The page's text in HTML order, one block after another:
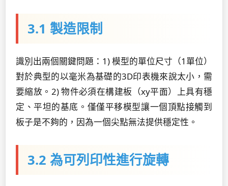
3.1 製造限制
識別出兩個關鍵問題：1) 模型的單位尺寸（1單位）
對於典型的以毫米為基礎的3D印表機來說太小，需
要縮放。2) 物件必須在構建板（xy平面）上具有穩
定、平坦的基底。僅僅平移模型讓一個頂點接觸到
板子是不夠的，因為一個尖點無法提供穩定性。
3.2 為可列印性進行旋轉